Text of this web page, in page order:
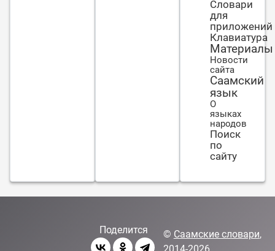
Словари
для
приложений
Клавиатура
Материалы
Новости
сайта
Саамский
язык
О
языках
народов
Поиск
по
сайту
Поделится © Саамские словари,